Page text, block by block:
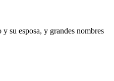
su esposa, y grandes nombres